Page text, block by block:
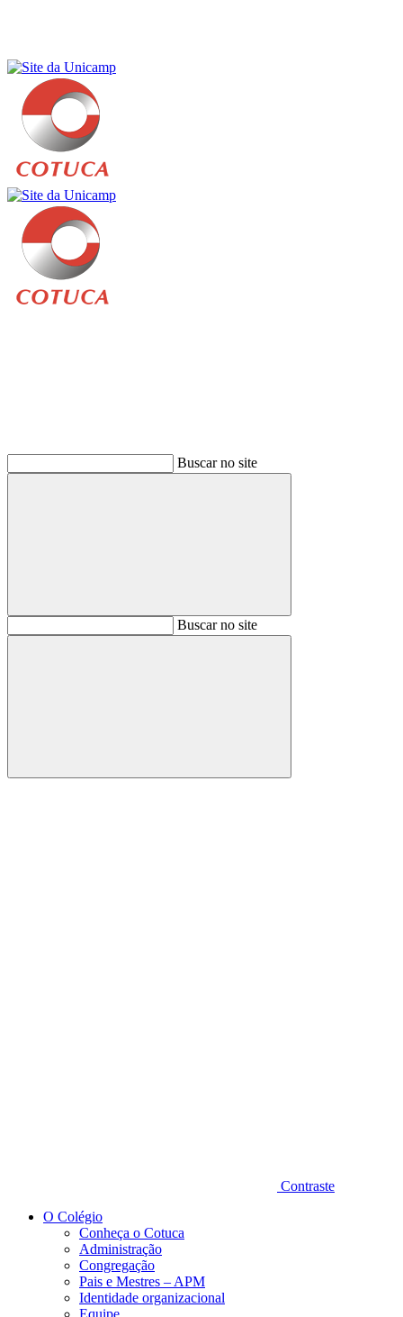
Buscar no site
BuscarBuscar no site
Buscar
Contraste
O Colégio
Conheça o Cotuca
Administração
Congregação
Pais e Mestres – APM
Identidade organizacional
Equipe